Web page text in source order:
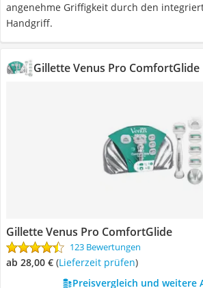
angenehme Griffigkeit durch den
Handgriff.
Gillette Venus Pro ComfortGlide
Gillette Venus Pro ComfortGlide
123 Bewertungen
ab 28,00 € (Lieferzeit prüfen)
Preisvergleich und weitere